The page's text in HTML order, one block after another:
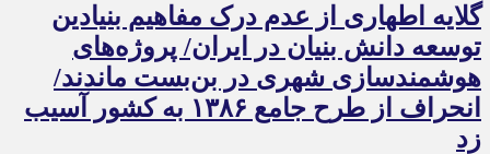
گلایه اطهاری از عدم درک مفاهیم بنیادین
توسعه دانش بنیان در ایران/ پروژه‌های
هوشمندسازی شهری در بن‌بست ماندند/
انحراف از طرح جامع ۱۳۸۶ به کشور آسیب
زد